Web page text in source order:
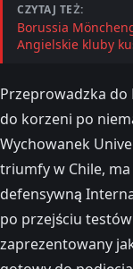
CZYTAJ TEŻ:
Borussia
Angielskie kluby
Przeprowadzka
do korzeni po
Wychowanek
triumfy w Chile,
defensywną
po przejściu
zaprezentowany